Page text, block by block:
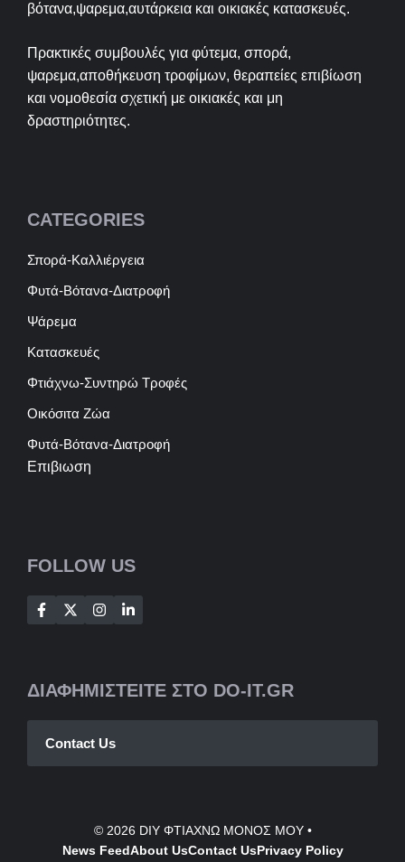
βότανα,ψαρεμα,αυτάρκεια και οικιακές κατασκευές.
Πρακτικές συμβουλές για φύτεμα, σπορά,
ψαρεμα,αποθήκευση τροφίμων, θεραπείες επιβίωση
και νομοθεσία σχετική με οικιακές και μη
δραστηριότητες.
CATEGORIES
Σπορά-Καλλιέργεια
Φυτά-Βότανα-Διατροφή
Ψάρεμα
Κατασκευές
Φτιάχνω-Συντηρώ Τροφές
Οικόσιτα Ζώα
Φυτά-Βότανα-Διατροφή
Επιβιωση
FOLLOW US
ΔΙΑΦΗΜΙΣΤΕΙΤΕ ΣΤΟ DO-IT.GR
Contact Us
© 2026 DIY ΦΤΙΑΧΝΩ ΜΟΝΟΣ ΜΟΥ•
News FeedAbout UsContactUsPrivacy Policy